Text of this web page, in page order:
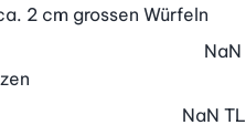
2 cm grossen Würfeln
NaN
NaN TL